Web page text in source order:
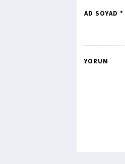
AD SOYAD *
YORUM